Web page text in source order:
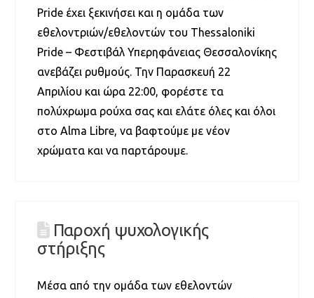
Pride έχει ξεκινήσει και η ομάδα των
εθελοντριών/εθελοντών του Thessaloniki
Pride – Φεστιβάλ Υπερηφάνειας Θεσσαλονίκης
ανεβάζει ρυθμούς. Την Παρασκευή 22
Απριλίου και ώρα 22:00, φορέστε τα
πολύχρωμα ρούχα σας και ελάτε όλες και όλοι
στο Alma Libre, να βαφτούμε με νέον
χρώματα και να παρτάρουμε.
Παροχή ψυχολογικής
στήριξης
Μέσα από την ομάδα των εθελοντών